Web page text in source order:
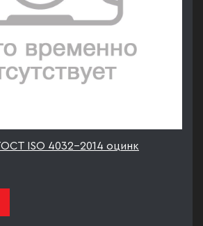
ISO 4032-2014 оцинк